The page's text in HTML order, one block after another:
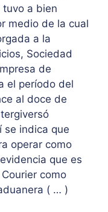
a bien
medio de la cual
a la
Sociedad
de
el período del
al doce de
se indica que
operar como
que es
como
( … )